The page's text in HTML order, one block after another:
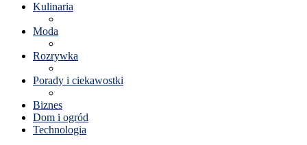
Kulinaria
Moda
Rozrywka
Porady i ciekawostki
Biznes
Dom i ogród
Technologia